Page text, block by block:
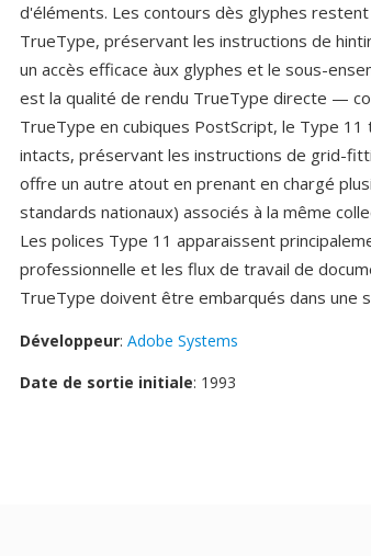
d'éléments. Les contours dès glyphes
TrueType, préservant les instructions de
un accès efficace àux glyphes et le sous-
est la qualité de rendu TrueType directe —
TrueType en cubiques PostScript, le Type
intacts, préservant les instructions de grid-
offre un autre atout en prenant en chargé
standards nationaux) associés à la même
Les polices Type 11 apparaissent
professionnelle et les flux de travail de
TrueType doivent être embarqués dans une
Développeur: Adobe Systems
Date de sortie initiale: 1993